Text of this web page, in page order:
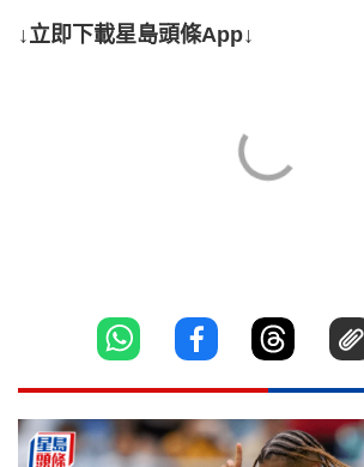
↓立即下載星島頭條App↓